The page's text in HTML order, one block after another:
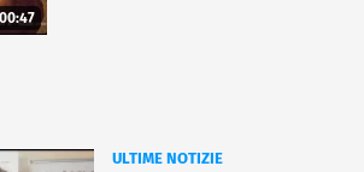
00:47
ULTIME NOTIZIE